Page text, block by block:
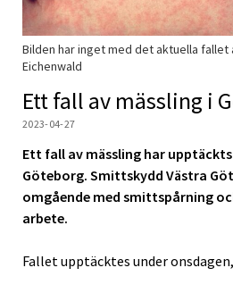
Bilden har inget med det aktuella fallet
Eichenwald
Ett fall av mässling i
2023-04-27
Ett fall av mässling har
Göteborg. Smittskydd Västra
omgående med smittspårning
arbete.
Fallet upptäcktes under